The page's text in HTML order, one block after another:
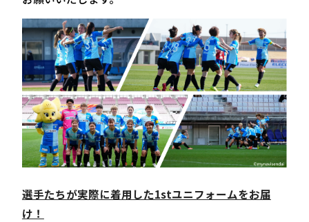
選手たちが実際に着用した1stユニフォームをお届
け！